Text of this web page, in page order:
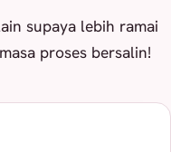
supaya lebih ramai
proses bersalin!